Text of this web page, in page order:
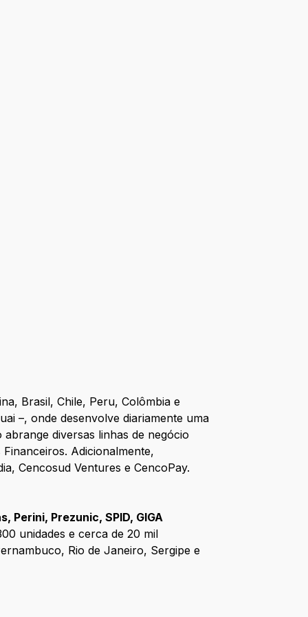
Brasil, Chile, Peru, Colômbia e
–, onde desenvolve diariamente uma
diversas linhas de negócio
Adicionalmente,
Cencosud Ventures e CencoPay.
Perini, Prezunic, SPID, GIGA
unidades e cerca de 20 mil
Rio de Janeiro, Sergipe e